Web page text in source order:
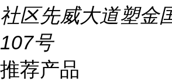
社区先威大道塑金
107号
推荐产品